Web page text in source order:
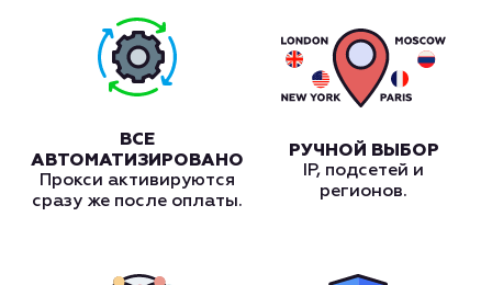
ВСЕ
АВТОМАТИЗИРОВАНО
Прокси активируются
сразу же после оплаты.
РУЧНОЙ ВЫБОР
IP, подсетей и
регионов.